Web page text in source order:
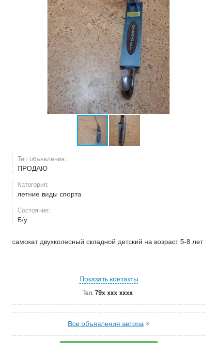
Тип объявления:
ПРОДАЮ
Категория:
летние виды спорта
Состояние:
Б/у
самокат двухколесный складной детский на возраст 5-8 лет
Показать контакты
Тел. 79x xxx xxxx
Все объявления автора